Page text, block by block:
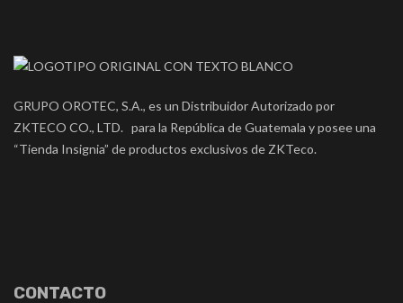
GRUPO OROTEC, S.A., es un Distribuidor Autorizado por
ZKTECO CO., LTD. para la República de Guatemala y posee una
“Tienda Insignia” de productos exclusivos de ZKTeco.
CONTACTO